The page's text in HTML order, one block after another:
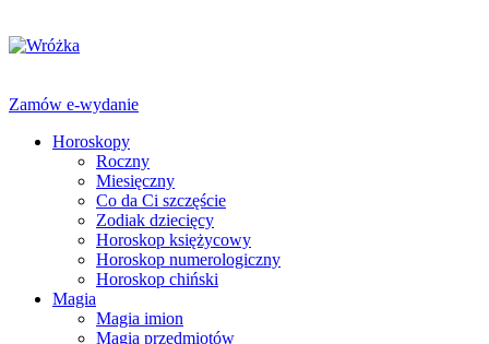
Zamów e-wydanie
Horoskopy
Roczny
Miesięczny
Co da Ci szczęście
Zodiak dziecięcy
Horoskop księżycowy
Horoskop numerologiczny
Horoskop chiński
Magia
Magia imion
Magia przedmiotów